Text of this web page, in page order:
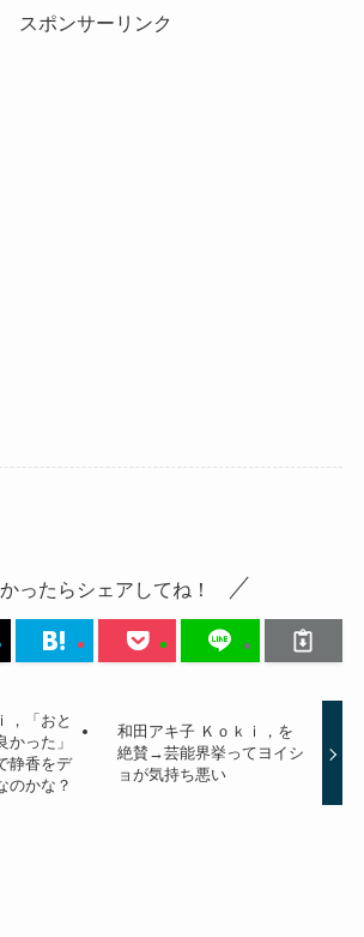
スポンサーリンク
ったらシェアしてね！
，「おと
かった」
静香をデ
のかな？
和田アキ子 Ｋｏｋｉ，を
絶賛→芸能界挙ってヨイシ
ョが気持ち悪い